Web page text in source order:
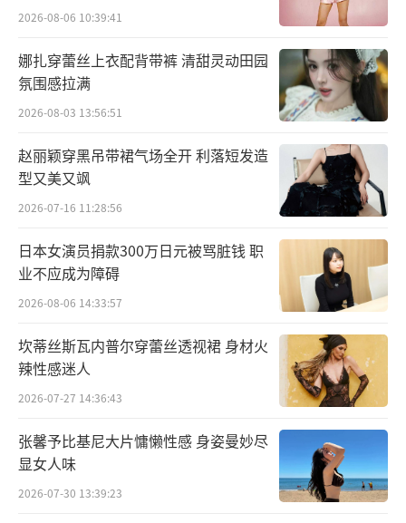
用音乐表达最直接的态度
找到最适合自己的路，才是最重要的
相较充满好奇与探索的“华灯初上”，首
力，也更纯粹地回归了说唱。刘炫廷也相继演
唱了《挑剔性感（PICKY AND SEXY!)》《无名
之辈（NOBODY!)》《清算（K.T.A!)》和《赞
歌（ANTHEM!)》四首歌，将现场气氛带到了
另一个高峰。
2026-08-06 10:39:41
娜扎穿蕾丝上衣配背带裤 清甜灵动田园
氛围感拉满
2026-08-03 13:56:51
赵丽颖穿黑吊带裙气场全开 利落短发造
型又美又飒
2026-07-16 11:28:56
日本女演员捐款300万日元被骂脏钱 职
业不应成为障碍
2026-08-06 14:33:57
坎蒂丝斯瓦内普尔穿蕾丝透视裙 身材火
辣性感迷人
2026-07-27 14:36:43
张馨予比基尼大片慵懒性感 身姿曼妙尽
显女人味
2026-07-30 13:39:23